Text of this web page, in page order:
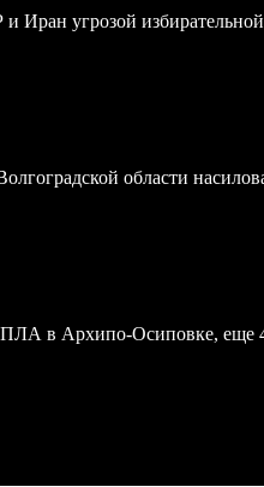
Иран угрозой
области
в Архипо-Осиповке, еще